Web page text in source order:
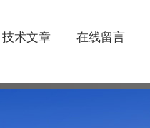
技术文章 在线留言